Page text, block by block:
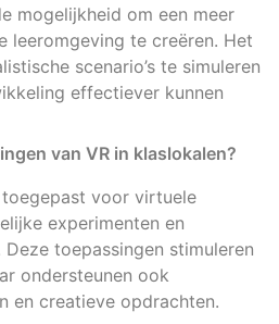
mogelijkheid om een meer
leeromgeving te creëren. Het
scenario’s te simuleren
effectiever kunnen
van VR in klaslokalen?
voor virtuele
experimenten en
toepassingen stimuleren
ondersteunen ook
en creatieve opdrachten.